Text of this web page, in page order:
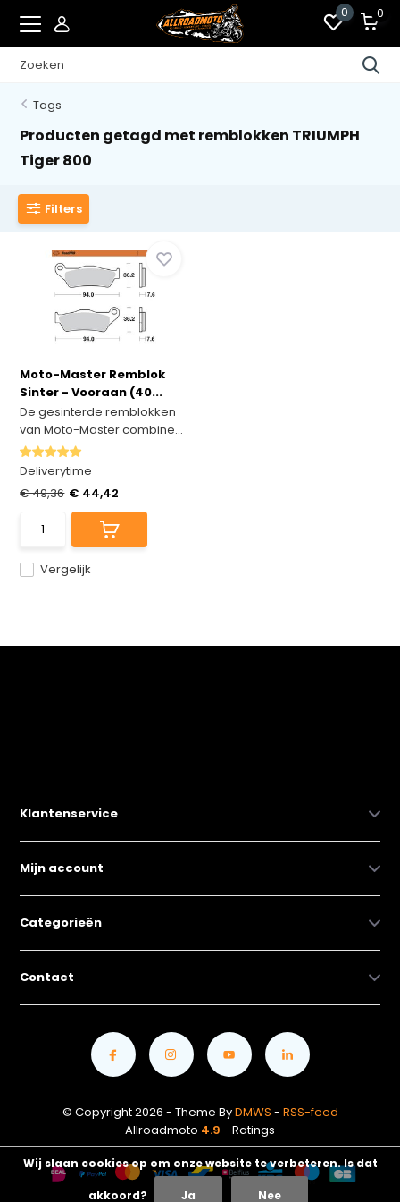
0 0
Tags
Producten getagd met remblokken TRIUMPH
Tiger 800
Filters
Moto-Master Remblok
Sinter - Vooraan (40...
De gesinterde remblokken
van Moto-Master combine...
Deliverytime
Vergelijk
€ 49,36 € 44,42
Klantenservice
Mijn account
Categorieën
Contact
© Copyright 2026 - Theme ByDMWS - RSS-feed
Allroadmoto 4.9 - Ratings
Wij slaan cookies op om onze website te verbeteren. Is dat
akkoord? Ja Nee